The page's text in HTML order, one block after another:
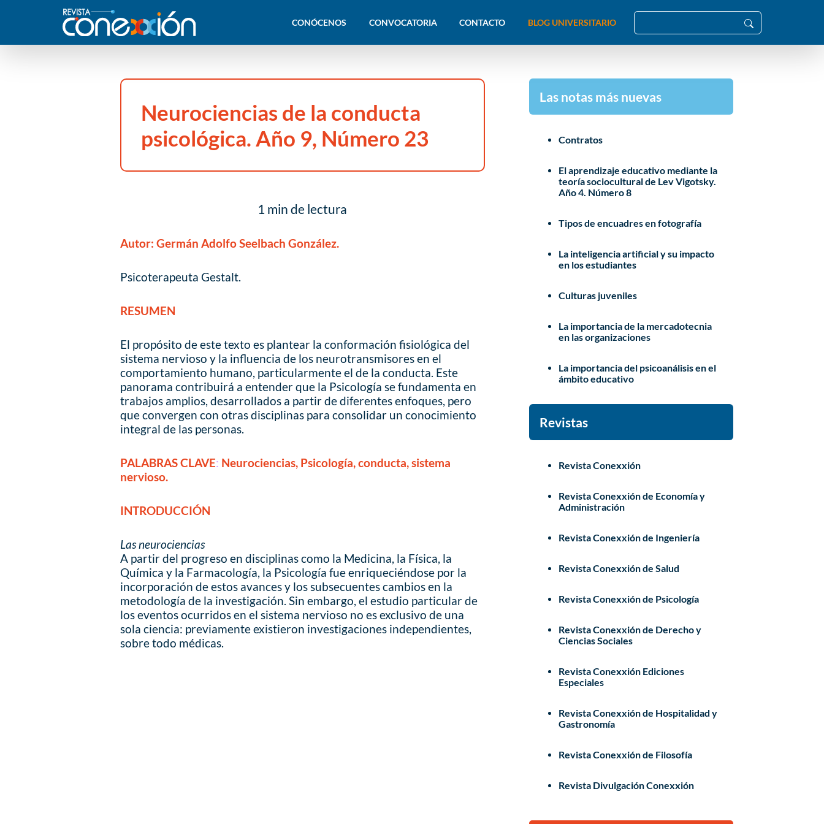
CONÓCENOS CONVOCATORIA CONTACTO BLOG UNIVERSITARIO
Neurociencias de la conducta
psicológica. Año 9, Número 23
1 min de lectura
Autor: Germán Adolfo Seelbach González.
Psicoterapeuta Gestalt.
RESUMEN
El propósito de este texto es plantear la conformación fisiológica del
sistema nervioso y la influencia de los neurotransmisores en el
comportamiento humano, particularmente el de la conducta. Este
panorama contribuirá a entender que la Psicología se fundamenta en
trabajos amplios, desarrollados a partir de diferentes enfoques, pero
que convergen con otras disciplinas para consolidar un conocimiento
integral de las personas.
PALABRAS CLAVE: Neurociencias, Psicología, conducta, sistema
nervioso.
INTRODUCCIÓN
Las neurociencias
A partir del progreso en disciplinas como la Medicina, la Física, la
Química y la Farmacología, la Psicología fue enriqueciéndose por la
incorporación de estos avances y los subsecuentes cambios en la
metodología de la investigación. Sin embargo, el estudio particular de
los eventos ocurridos en el sistema nervioso no es exclusivo de una
sola ciencia: previamente existieron investigaciones independientes,
sobre todo médicas.
Las notas más nuevas
Contratos
El aprendizaje educativo mediante la
teoría sociocultural de Lev Vigotsky.
Año 4. Número 8
Tipos de encuadres en fotografía
La inteligencia artificial y su impacto
en los estudiantes
Culturas juveniles
La importancia de la mercadotecnia
en las organizaciones
La importancia del psicoanálisis en el
ámbito educativo
Revistas
Revista Conexxión
Revista Conexxión de Economía y
Administración
Revista Conexxión de Ingeniería
Revista Conexxión de Salud
Revista Conexxión de Psicología
Revista Conexxión de Derecho y
Ciencias Sociales
Revista Conexxión Ediciones
Especiales
Revista Conexxión de Hospitalidad y
Gastronomía
Revista Conexxión de Filosofía
Revista Divulgación Conexxión